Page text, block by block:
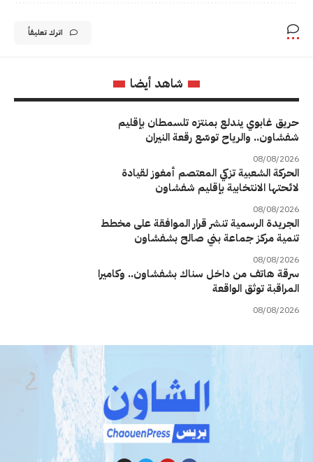
اترك تعليقاً
شاهد أيضا
حريق غابوي يندلع بمنتزه تلسمطان بإقليم
شفشاون.. والرياح توسّع رقعة النيران
08/08/2026
الحركة الشعبية تزكي المعتصم أمغوز لقيادة
لائحتها الانتخابية بإقليم شفشاون
08/08/2026
الجريدة الرسمية تنشر قرار الموافقة على مخطط
تنمية مركز جماعة بني صالح بشفشاون
08/08/2026
سرقة هاتف من داخل سناك بشفشاون.. وكاميرا
المراقبة توثق الواقعة
08/08/2026